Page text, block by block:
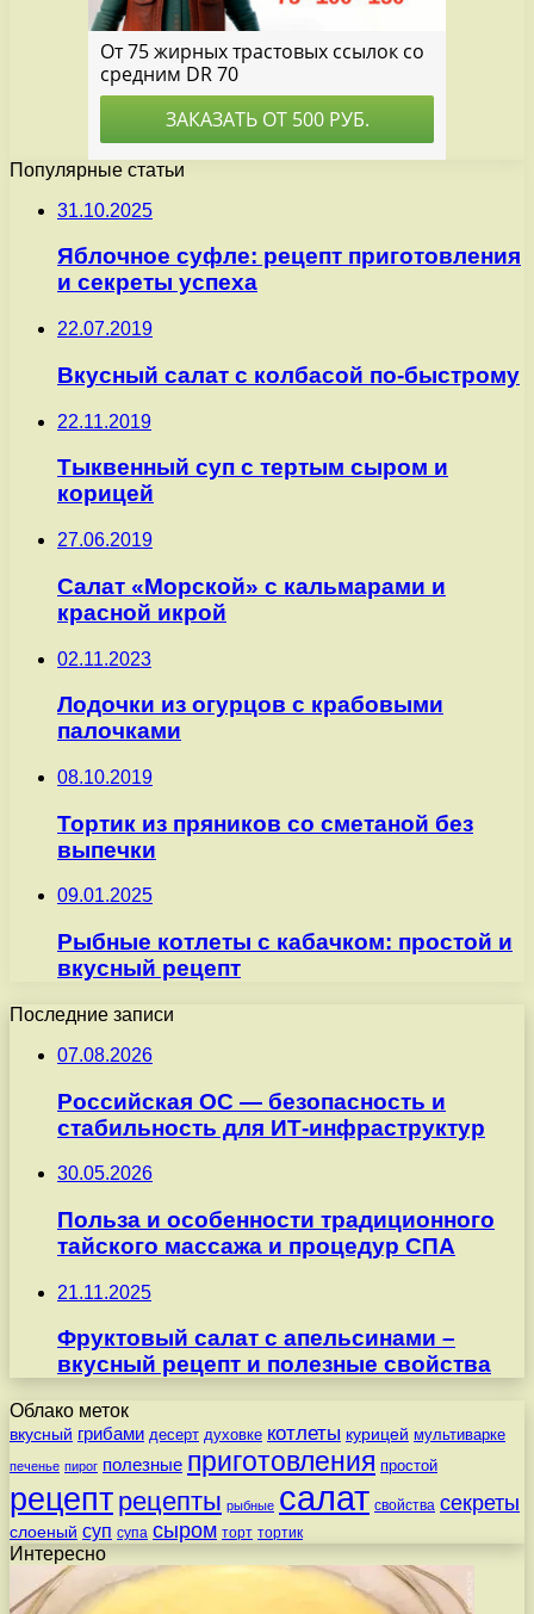
Популярные статьи
31.10.2025
Яблочное суфле: рецепт приготовления
и секреты успеха
22.07.2019
Вкусный салат с колбасой по-быстрому
22.11.2019
Тыквенный суп с тертым сыром и
корицей
27.06.2019
Салат «Морской» с кальмарами и
красной икрой
02.11.2023
Лодочки из огурцов с крабовыми
палочками
08.10.2019
Тортик из пряников со сметаной без
выпечки
09.01.2025
Рыбные котлеты с кабачком: простой и
вкусный рецепт
Последние записи
07.08.2026
Российская ОС — безопасность и
стабильность для ИТ-инфраструктур
30.05.2026
Польза и особенности традиционного
тайского массажа и процедур СПА
21.11.2025
Фруктовый салат с апельсинами –
вкусный рецепт и полезные свойства
Облако меток
вкусный грибами десерт духовке котлеты курицей мультиварке
печенье пирог полезные приготовления простой
рецепт рецепты рыбные салат свойства секреты
слоеный суп супа сыром торт тортик
Интересно